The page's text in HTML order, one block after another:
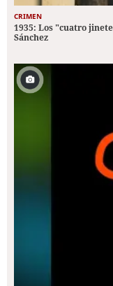
CRIMEN
1935: Los "cuatro
Sánchez